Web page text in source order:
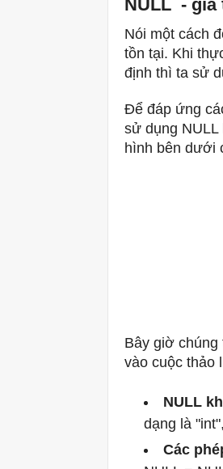
NULL - giá
Nói một cách
tồn tại. Khi
định thì ta sử
Để đáp ứng
sử dụng
hình bên dưới
Bây giờ chúng
vào cuộc thảo
NULL
dạng là
Các